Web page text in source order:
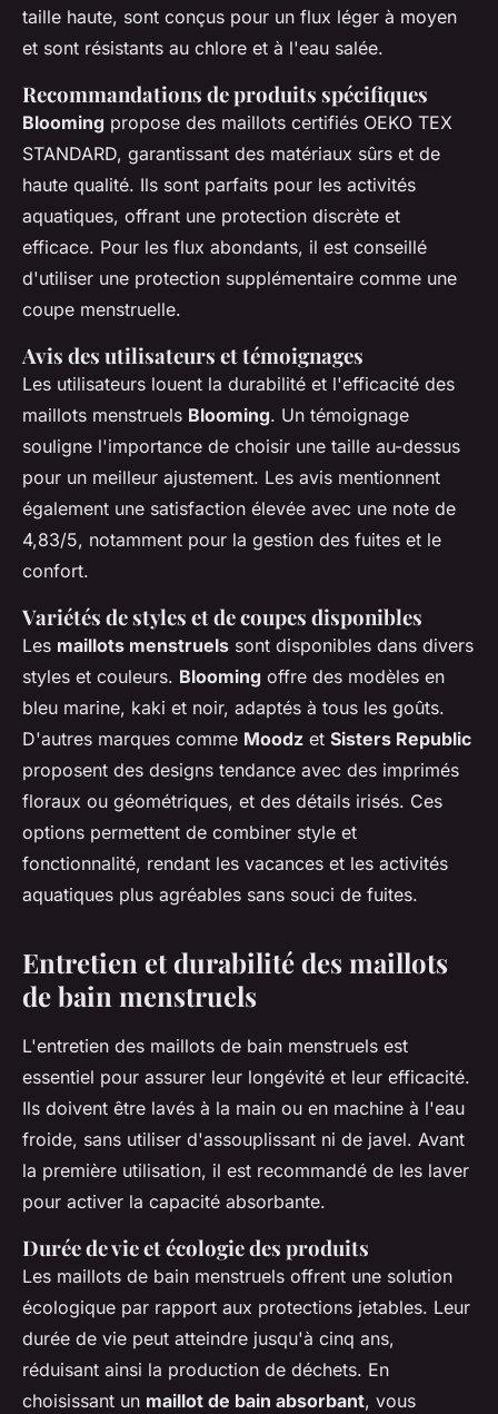
taille haute, sont conçus pour un flux léger à moyen
et sont résistants au chlore et à l'eau salée.
Recommandations de produits spécifiques
Blooming propose des maillots certifiés OEKO TEX
STANDARD, garantissant des matériaux sûrs et de
haute qualité. Ils sont parfaits pour les activités
aquatiques, offrant une protection discrète et
efficace. Pour les flux abondants, il est conseillé
d'utiliser une protection supplémentaire comme une
coupe menstruelle.
Avis des utilisateurs et témoignages
Les utilisateurs louent la durabilité et l'efficacité des
maillots menstruels Blooming. Un témoignage
souligne l'importance de choisir une taille au-dessus
pour un meilleur ajustement. Les avis mentionnent
également une satisfaction élevée avec une note de
4,83/5, notamment pour la gestion des fuites et le
confort.
Variétés de styles et de coupes disponibles
Les maillots menstruels sont disponibles dans divers
styles et couleurs. Blooming offre des modèles en
bleu marine, kaki et noir, adaptés à tous les goûts.
D'autres marques comme Moodz et Sisters Republic
proposent des designs tendance avec des imprimés
floraux ou géométriques, et des détails irisés. Ces
options permettent de combiner style et
fonctionnalité, rendant les vacances et les activités
aquatiques plus agréables sans souci de fuites.
Entretien et durabilité des maillots
de bain menstruels
L'entretien des maillots de bain menstruels est
essentiel pour assurer leur longévité et leur efficacité.
Ils doivent être lavés à la main ou en machine à l'eau
froide, sans utiliser d'assouplissant ni de javel. Avant
la première utilisation, il est recommandé de les laver
pour activer la capacité absorbante.
Durée de vie et écologie des produits
Les maillots de bain menstruels offrent une solution
écologique par rapport aux protections jetables. Leur
durée de vie peut atteindre jusqu'à cinq ans,
réduisant ainsi la production de déchets. En
choisissant un maillot de bain absorbant, vous